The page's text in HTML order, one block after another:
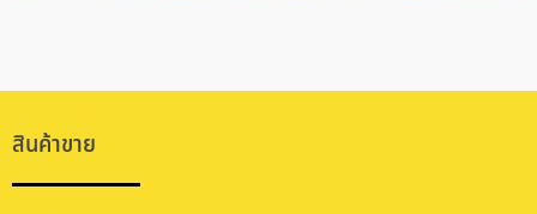
สินค้าขาย